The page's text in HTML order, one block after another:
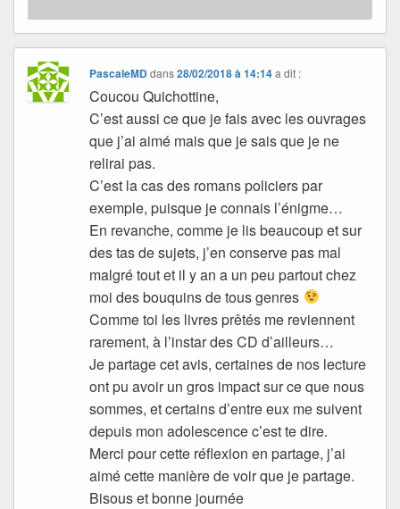
PascaleMDdans28/02/2018 à 14:14 a dit :
Coucou Quichottine,
C’est aussi ce que je fais avec les ouvrages
que j’ai aimé mais que je sais que je ne
relirai pas.
C’est la cas des romans policiers par
exemple, puisque je connais l’énigme…
En revanche, comme je lis beaucoup et sur
des tas de sujets, j’en conserve pas mal
malgré tout et il y an a un peu partout chez
moi des bouquins de tous genres
Comme toi les livres prêtés me reviennent
rarement, à l’instar des CD d’ailleurs…
Je partage cet avis, certaines de nos lecture
ont pu avoir un gros impact sur ce que nous
sommes, et certains d’entre eux me suivent
depuis mon adolescence c’est te dire.
Merci pour cette réflexion en partage, j’ai
aimé cette manière de voir que je partage.
Bisous et bonne journée